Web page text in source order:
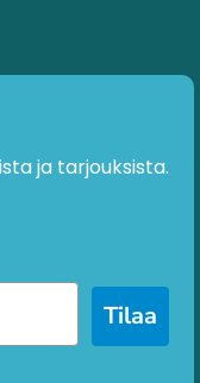
ja tarjouksista.
Tilaa